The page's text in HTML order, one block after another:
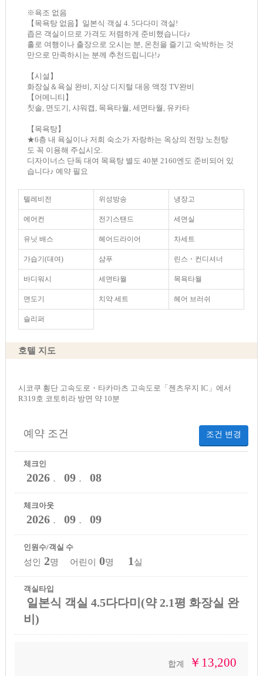
※욕조 없음
【목욕탕 없음】일본식 객실 4. 5다다미 객실!
좁은 객실이므로 가격도 저렴하게 준비했습니다♪
홀로 여행이나 출장으로 오시는 분, 온천을 즐기고 숙박하는 것
만으로 만족하시는 분께 추천드립니다!♪
【시설】
화장실＆욕실 완비, 지상 디지털 대응 액정 TV완비
【어메니티】
칫솔, 면도기, 샤워캡, 목욕타월, 세면타월, 유카타
【목욕탕】
★6층 내 욕실이나 저희 숙소가 자랑하는 옥상의 전망 노천탕
도 꼭 이용해 주십시오.
디자이너스 단독 대여 목욕탕 별도 40분 2160엔도 준비되어 있
습니다♪ 예약 필요
텔레비전 위성방송 냉장고
에어컨 전기스탠드 세면실
유닛 배스 헤어드라이어 차세트
가습기(대여) 샴푸 린스・컨디셔너
바디워시 세면타월 목욕타월
면도기 치약 세트 헤어 브러쉬
슬리퍼
호텔 지도
시코쿠 횡단 고속도로・타카마츠 고속도로「젠츠우지 IC」에서
R319호 코토히라 방면 약 10분
조건 변경
예약 조건
체크인
2026． 09． 08
체크아웃
2026． 09． 09
인원수/객실 수
성인 2명 어린이 0명 1 실
객실타입
일본식 객실 4.5다다미(약 2.1평 화장실 완
비)
합계 ￥13,200